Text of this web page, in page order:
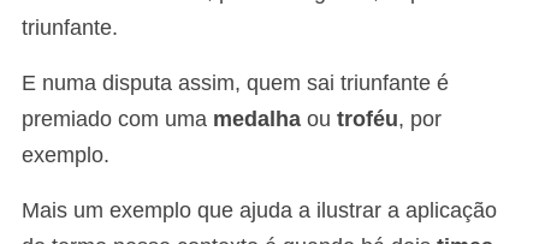
triunfante.
E numa disputa assim, quem sai triunfante é
premiado com uma medalha ou troféu, por
exemplo.
Mais um exemplo que ajuda a ilustrar a aplicação